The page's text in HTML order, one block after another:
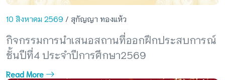
10 สิงหาคม 2569 / สุกัญญา ทองแห้ว
กิจกรรมการนำเสนอสถานที่ออกฝึกประสบการณ์
ชั้นปีที่4 ประจำปีการศึกษา2569
Read More